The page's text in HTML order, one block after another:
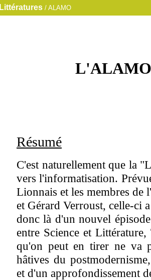
Littératures / ALAMO
L'ALAMO
Résumé
C'est naturellement que la
vers l'informatisation.
Lionnais et les membres de
et Gérard Verroust, celle-ci
donc là d'un nouvel
entre Science et
qu'on peut en tirer ne va
hâtives du
et d'un approfondissement